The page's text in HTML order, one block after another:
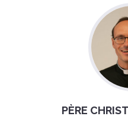
PÈRE